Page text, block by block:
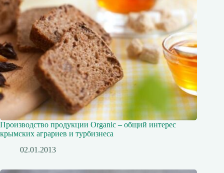
Производство продукции Organic – общий интерес
крымских аграриев и турбизнеса
02.01.2013